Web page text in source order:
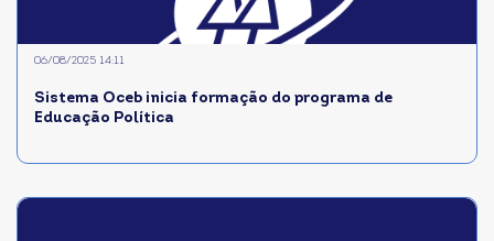
Sistema Oceb inicia formação do programa de
Educação Política
06/08/2025 14:11